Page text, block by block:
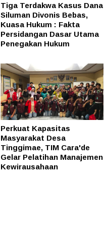
Tiga Terdakwa Kasus Dana
Siluman Divonis Bebas,
Kuasa Hukum : Fakta
Persidangan Dasar Utama
Penegakan Hukum
Perkuat Kapasitas
Masyarakat Desa
Tinggimae, TIM Cara'de
Gelar Pelatihan Manajemen
Kewirausahaan